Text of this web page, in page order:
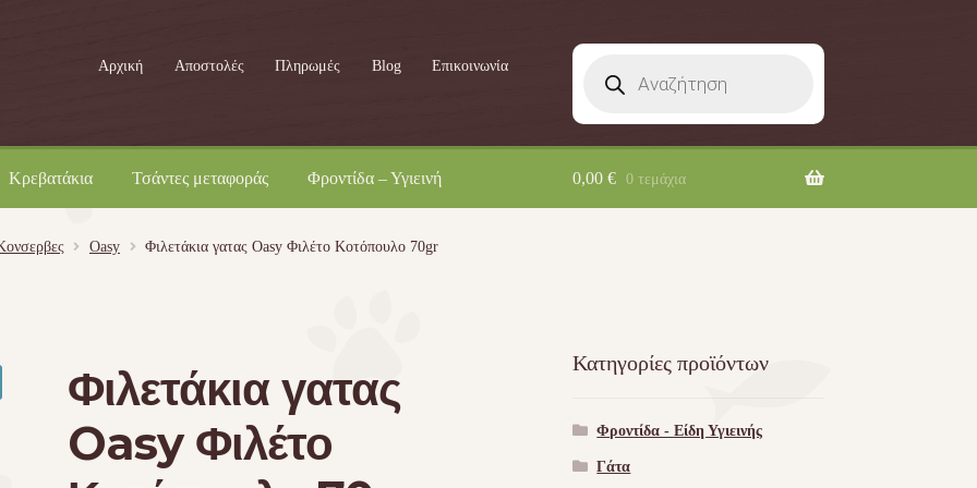
Αρχική Αποστολές Πληρωμές Blog Επικοινωνία
search
Κρεβατάκια Τσάντες μεταφοράς Φροντίδα – Υγιεινή 0,00 € 0 τεμάχια
Oasy Φιλετάκια γατας Oasy Φιλέτο Κοτόπουλο 70gr
Φιλετάκια γατας
Oasy Φιλέτο
Κατηγορίες προϊόντων
Φροντίδα - Είδη Υγιεινής
Γάτα